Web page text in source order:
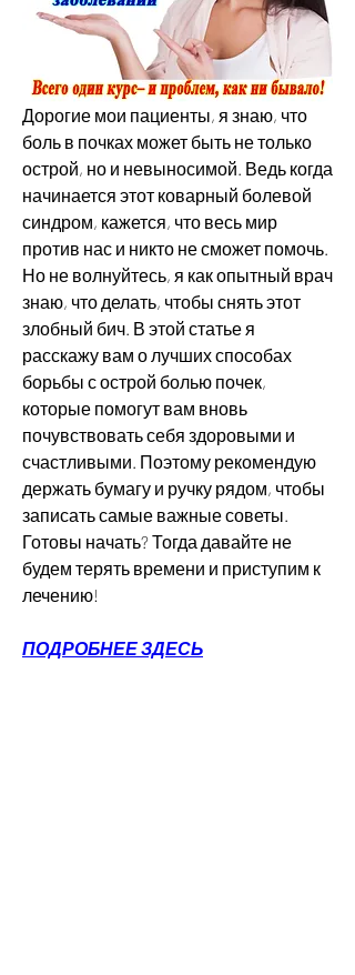
Дорогие мои пациенты, я знаю, что
боль в почках может быть не только
острой, но и невыносимой. Ведь когда
начинается этот коварный болевой
синдром, кажется, что весь мир
против нас и никто не сможет помочь.
Но не волнуйтесь, я как опытный врач
знаю, что делать, чтобы снять этот
злобный бич. В этой статье я
расскажу вам о лучших способах
борьбы с острой болью почек,
которые помогут вам вновь
почувствовать себя здоровыми и
счастливыми. Поэтому рекомендую
держать бумагу и ручку рядом, чтобы
записать самые важные советы.
Готовы начать? Тогда давайте не
будем терять времени и приступим к
лечению!
ПОДРОБНЕЕ ЗДЕСЬ